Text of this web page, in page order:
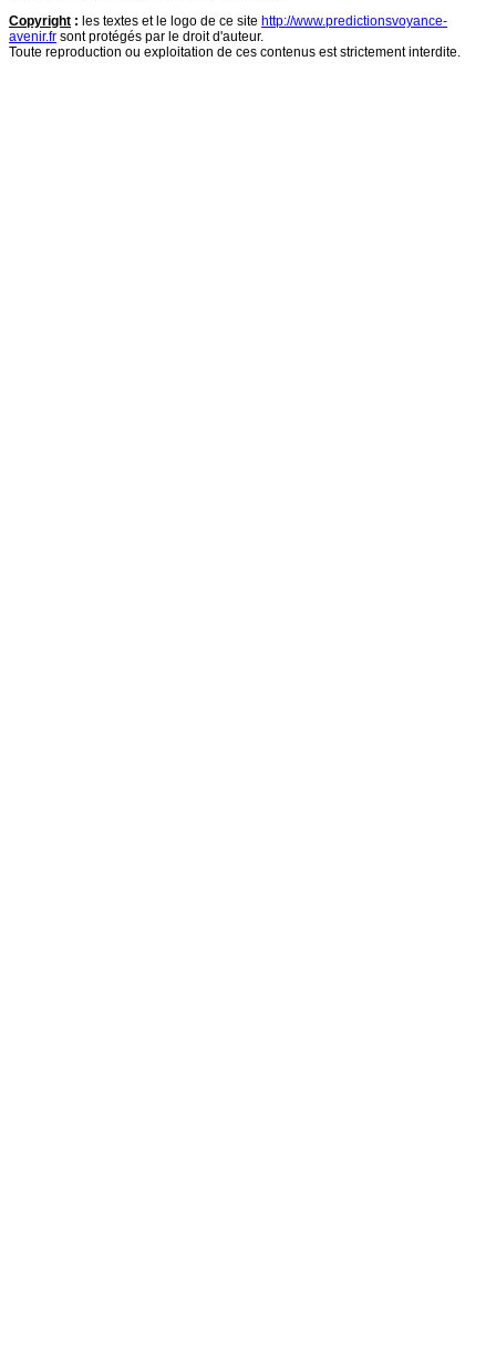
Copyright : les textes et le logo de ce site http://www.predictionsvoyance-
avenir.fr sont protégés par le droit d'auteur.
Toute reproduction ou exploitation de ces contenus est strictement interdite.